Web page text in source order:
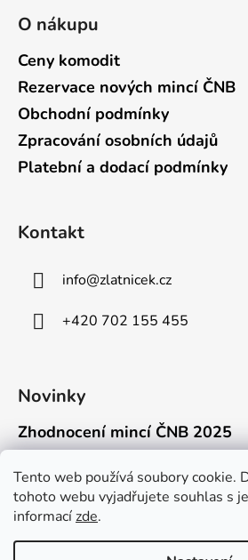
Tento web používá soubory cookie.
tohoto webu vyjadřujete souhlas s
informacízde.
O nákupu
Ceny komodit
Rezervace nových mincí ČNB
Obchodní podmínky
Zpracování osobních údajů
Platební a dodací podmínky
Kontakt
info@zlatnicek.cz
+420 702 155 455
Novinky
Zhodnocení mincí ČNB 2025
Připravili jsme pro vás jednoduchý
Mýty o přepravě zlatých mincí
Kdo někdy držel v ruce zlatou minci